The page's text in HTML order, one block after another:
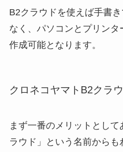
B2クラウドを使えば手書
なく、パソコンとプリン
作成可能となります。
クロネコヤマトB2クラ
まず一番のメリットとし
ラウド」という名前から